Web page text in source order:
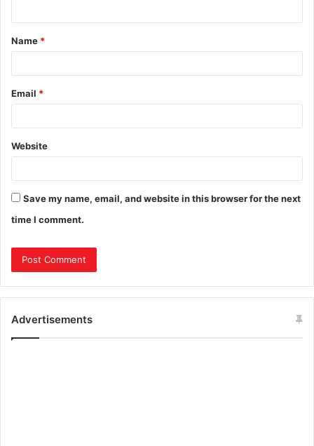
Name *
Email *
Website
Save my name, email, and website in this browser for the next
time I comment.
Advertisements